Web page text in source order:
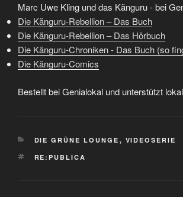
Marc Uwe Kling und das Känguru - bei
Die Känguru-Rebellion – Das Buch
Die Känguru-Rebellion – Das Hörbuch
Die Känguru-Chroniken - Das Buch (so
Die Känguru-Comics
Bestellt bei Genialokal und unterstützt
KATEGORIEN
DIE GRÜNE LOUNGE , VIDEOSERIE
SCHLAGWÖRTER
RE:PUBLICA